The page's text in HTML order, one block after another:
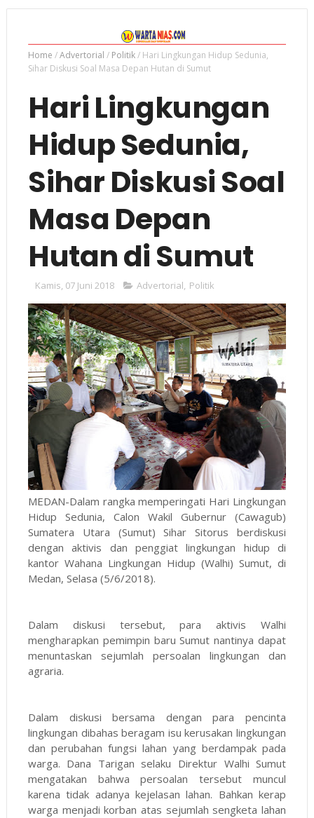
Home /Advertorial / Politik/ Hari Lingkungan Hidup Sedunia,
Sihar Diskusi Soal Masa Depan Hutan di Sumut
Hari Lingkungan
Hidup Sedunia,
Sihar Diskusi Soal
Masa Depan
Hutan di Sumut
Kamis, 07 Juni 2018 Advertorial, Politik
MEDAN-Dalam rangka memperingati Hari Lingkungan
Hidup Sedunia, Calon Wakil Gubernur (Cawagub)
Sumatera Utara (Sumut) Sihar Sitorus berdiskusi
dengan aktivis dan penggiat lingkungan hidup di
kantor Wahana Lingkungan Hidup (Walhi) Sumut, di
Medan, Selasa (5/6/2018).
Dalam diskusi tersebut, para aktivis Walhi
mengharapkan pemimpin baru Sumut nantinya dapat
menuntaskan sejumlah persoalan lingkungan dan
agraria.
Dalam diskusi bersama dengan para pencinta
lingkungan dibahas beragam isu kerusakan lingkungan
dan perubahan fungsi lahan yang berdampak pada
warga. Dana Tarigan selaku Direktur Walhi Sumut
mengatakan bahwa persoalan tersebut muncul
karena tidak adanya kejelasan lahan. Bahkan kerap
warga menjadi korban atas sejumlah sengketa lahan